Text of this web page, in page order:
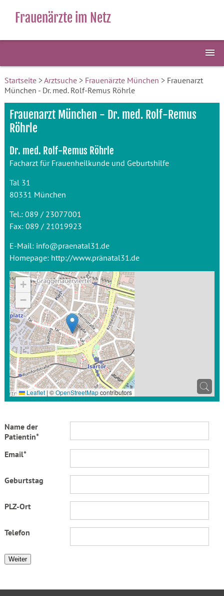
Frauenärzte im Netz
Startseite>Arztsuche> Frauenärzte München > Frauenarzt
München - Dr. med. Rolf-Remus Röhrle
Frauenarzt München - Dr. med. Rolf-Remus
Röhrle
Dr. med. Rolf-Remus Röhrle
Facharzt für Frauenheilkunde und Geburtshilfe
Tal 31
80331 München
Tel.: 089 / 23077001
Fax: 089 / 21019923
E-Mail: info@praenatal31.de
Homepage: http://www.pränatal31.de
+
−
Leaflet | ©OpenStreetMapcontributors
Name der
Patientin*
Email*
Geburtstag
PLZ-Ort
Telefon
Weiter